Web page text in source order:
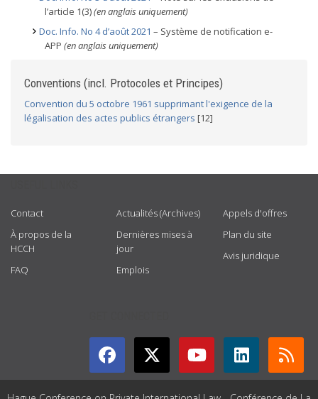
l’article 1(3)(en anglais uniquement)
Doc. Info. No 4 d’août 2021 – Système de notification e-
APP (en anglais uniquement)
Conventions (incl. Protocoles et Principes)
Convention du 5 octobre 1961 supprimant l'exigence de la
légalisation des actes publics étrangers [12]
Contact
À propos de la
HCCH
FAQ
Actualités (Archives)
Dernières mises à
jour
Emplois
Appels d'offres
Plan du site
Avis juridique